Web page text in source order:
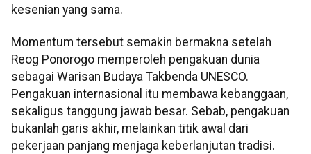
kesenian yang sama.
Momentum tersebut semakin bermakna setelah
Reog Ponorogo memperoleh pengakuan dunia
sebagai Warisan Budaya Takbenda UNESCO.
Pengakuan internasional itu membawa kebanggaan,
sekaligus tanggung jawab besar. Sebab, pengakuan
bukanlah garis akhir, melainkan titik awal dari
pekerjaan panjang menjaga keberlanjutan tradisi.